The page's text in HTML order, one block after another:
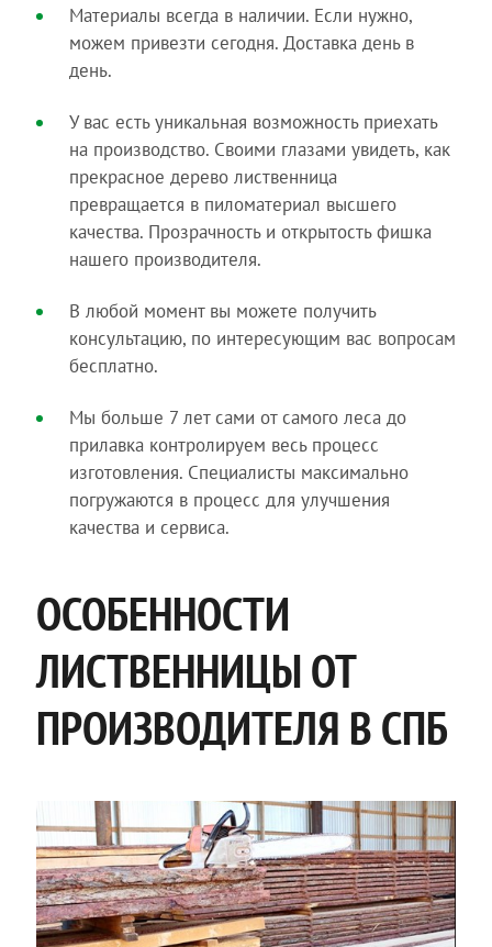
Материалы всегда в наличии. Если нужно,
можем привезти сегодня. Доставка день в
день.
У вас есть уникальная возможность приехать
на производство. Своими глазами увидеть, как
прекрасное дерево лиственница
превращается в пиломатериал высшего
качества. Прозрачность и открытость фишка
нашего производителя.
В любой момент вы можете получить
консультацию, по интересующим вас вопросам
бесплатно.
Мы больше 7 лет сами от самого леса до
прилавка контролируем весь процесс
изготовления. Специалисты максимально
погружаются в процесс для улучшения
качества и сервиса.
ОСОБЕННОСТИ
ЛИСТВЕННИЦЫ ОТ
ПРОИЗВОДИТЕЛЯ В СПБ